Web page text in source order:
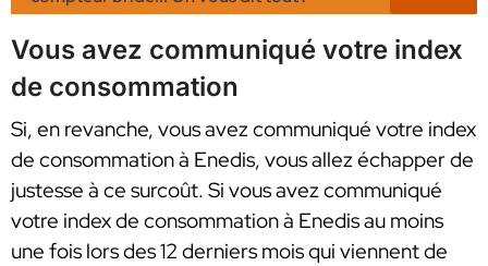
Vous avez communiqué votre index
de consommation
Si, en revanche, vous avez communiqué votre index
de consommation à Enedis, vous allez échapper de
justesse à ce surcoût. Si vous avez communiqué
votre index de consommation à Enedis au moins
une fois lors des 12 derniers mois qui viennent de